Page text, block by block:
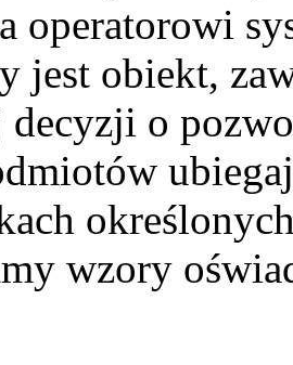
operatorowi
jest obiekt,
decyzji o
wzory